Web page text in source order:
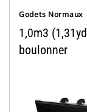
Godets Normaux
1,0m3
boulonner